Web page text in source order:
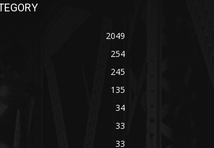
2049
254
245
135
34
33
33